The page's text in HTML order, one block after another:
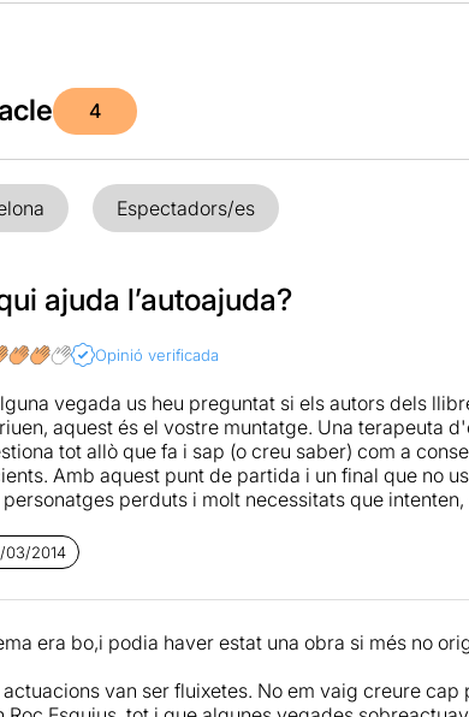
4
Espectadors/es
ajuda l’autoajuda?
Opinió verificada
vegada us heu preguntat si els autors dels
aquest és el vostre muntatge. Una terapeuta
tot allò que fa i sap (o creu saber) com a
Amb aquest punt de partida i un final que no
personatges perduts i molt necessitats que
Manual para combatir la flaqueza del ser
grans moments.
03/2014
era bo,i podia haver estat una obra si més no
actuacions van ser fluixetes. No em vaig creure